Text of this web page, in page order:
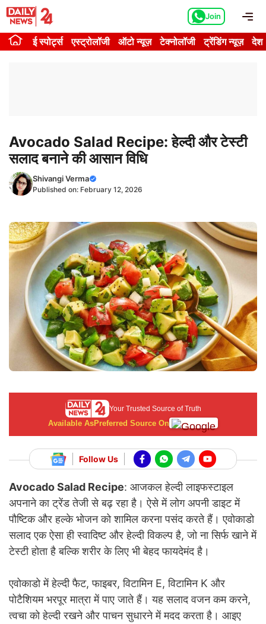
Skip
content
Join
ई स्पोर्ट्स एस्ट्रोलॉजी ऑटो न्यूज़ टेक्नोलॉजी ट्रेंडिंग न्यूज़ देश
Avocado Salad Recipe: हेल्दी और टेस्टी
सलाद बनाने की आसान विधि
Shivangi Verma
Published on: February 12, 2026
Your Trusted Source of Truth
Available AsPreferred Source On
Follow Us
Avocado Salad Recipe: आजकल हेल्दी लाइफस्टाइल
अपनाने का ट्रेंड तेजी से बढ़ रहा है। ऐसे में लोग अपनी डाइट में
पौष्टिक और हल्के भोजन को शामिल करना पसंद करते हैं। एवोकाडो
सलाद एक ऐसा ही स्वादिष्ट और हेल्दी विकल्प है, जो ना सिर्फ खाने में
टेस्टी होता है बल्कि शरीर के लिए भी बेहद फायदेमंद है।
एवोकाडो में हेल्दी फैट, फाइबर, विटामिन E, विटामिन K और
पोटैशियम भरपूर मात्रा में पाए जाते हैं। यह सलाद वजन कम करने,
त्वचा को हेल्दी रखने और पाचन सुधारने में मदद करता है। आइए